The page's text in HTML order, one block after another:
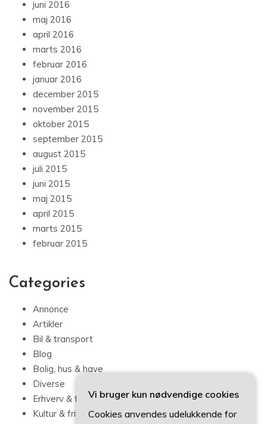
juni 2016
maj 2016
april 2016
marts 2016
februar 2016
januar 2016
december 2015
november 2015
oktober 2015
september 2015
august 2015
juli 2015
juni 2015
maj 2015
april 2015
marts 2015
februar 2015
Categories
Annonce
Artikler
Bil & transport
Blog
Bolig, hus & have
Diverse
Erhverv & forbrug
Kultur & fritid
Vi bruger kun nødvendige cookies
Cookies anvendes udelukkende for